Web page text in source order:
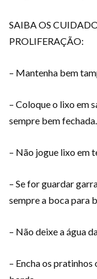
SAIBA OS
PROLIFERAÇÃO:
– Mantenha bem
– Coloque o lixo em
sempre bem fechada.
– Não jogue lixo em
– Se for guardar
sempre a boca para
– Não deixe a água
– Encha os pratinhos